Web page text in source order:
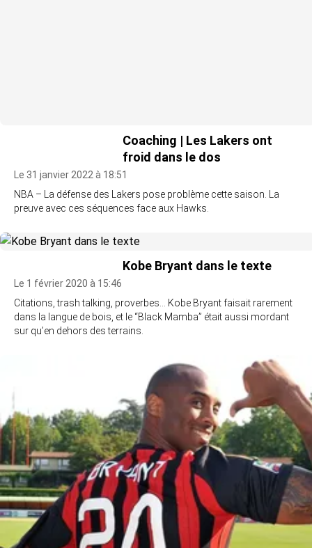
Coaching | Les Lakers ont
froid dans le dos
Le 31 janvier 2022 à 18:51
NBA – La défense des Lakers pose problème cette saison. La
preuve avec ces séquences face aux Hawks.
Kobe Bryant dans le texte
Le 1 février 2020 à 15:46
Citations, trash talking, proverbes… Kobe Bryant faisait rarement
dans la langue de bois, et le “Black Mamba” était aussi mordant
sur qu’en dehors des terrains.